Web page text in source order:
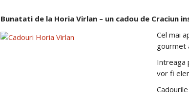
Bunatati de la Horia Virlan – un cadou de Craciun
Cel mai
gourmet
Intreaga
vor fi